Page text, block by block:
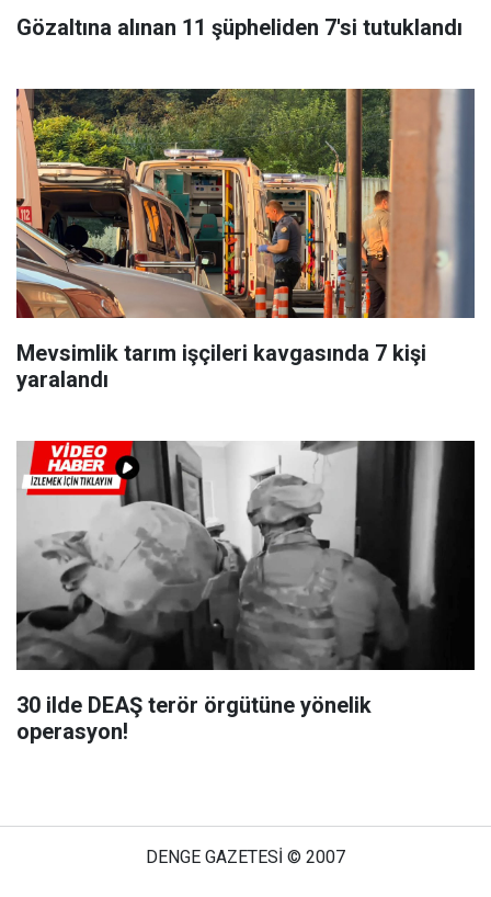
Gözaltına alınan 11 şüpheliden 7'si tutuklandı
Mevsimlik tarım işçileri kavgasında 7 kişi
yaralandı
30 ilde DEAŞ terör örgütüne yönelik
operasyon!
DENGE GAZETESİ © 2007